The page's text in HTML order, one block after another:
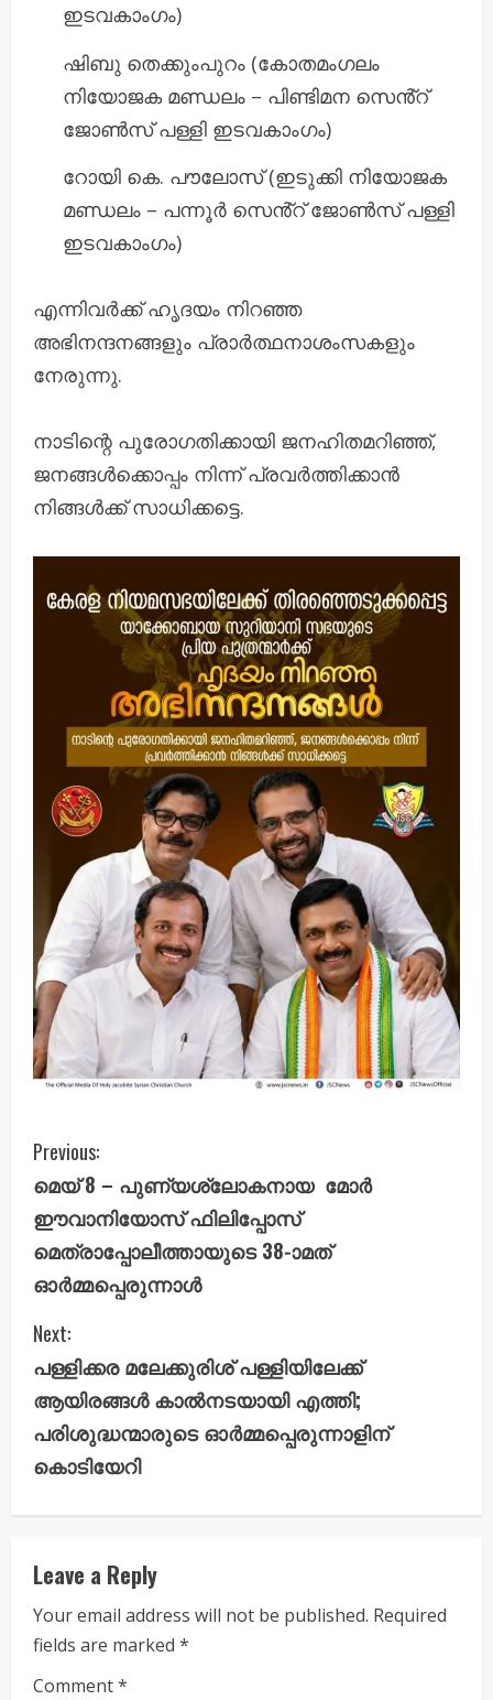
ഇടവകാംഗം)
ഷിബു തെക്കുംപുറം (കോതമംഗലം
നിയോജക മണ്ഡലം – പിണ്ടിമന സെൻ്റ്
ജോൺസ് പള്ളി ഇടവകാംഗം)
റോയി കെ. പൗലോസ് (ഇടുക്കി നിയോജക
മണ്ഡലം – പന്നൂർ സെൻ്റ് ജോൺസ് പള്ളി
ഇടവകാംഗം)
എന്നിവർക്ക് ഹൃദയം നിറഞ്ഞ
അഭിനന്ദനങ്ങളും പ്രാർത്ഥനാശംസകളും
നേരുന്നു.
നാടിന്റെ പുരോഗതിക്കായി ജനഹിതമറിഞ്ഞ്,
ജനങ്ങൾക്കൊപ്പം നിന്ന് പ്രവർത്തിക്കാൻ
നിങ്ങൾക്ക് സാധിക്കട്ടെ.
C
o
n
t
i
n
u
e
R
e
a
d
Previous:
മെയ് 8 – പുണ്യശ്ലോകനായ മോർ
ഈവാനിയോസ് ഫിലിപ്പോസ്
മെത്രാപ്പോലീത്തായുടെ 38-ാമത്
ഓർമ്മപ്പെരുന്നാൾ
Next:
പള്ളിക്കര മലേക്കുരിശ് പള്ളിയിലേക്ക്
ആയിരങ്ങൾ കാൽനടയായി എത്തി;
പരിശുദ്ധന്മാരുടെ ഓർമ്മപ്പെരുന്നാളിന്
കൊടിയേറി
Leave a Reply
Your email address will not be published. Required
fields are marked *
Comment*